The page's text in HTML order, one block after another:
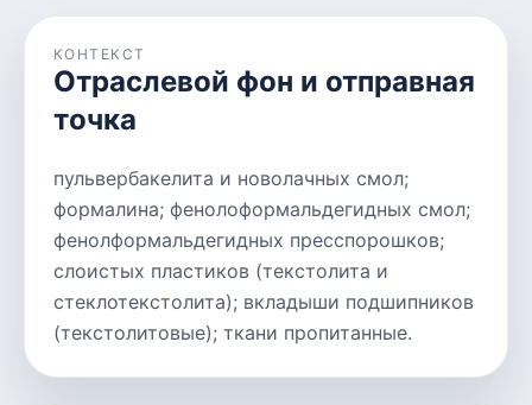
КОНТЕКСТ
Отраслевой фон и отправная
точка
пульвербакелита и новолачных смол;
формалина; фенолоформальдегидных смол;
фенолформальдегидных пресспорошков;
слоистых пластиков (текстолита и
стеклотекстолита); вкладыши подшипников
(текстолитовые); ткани пропитанные.